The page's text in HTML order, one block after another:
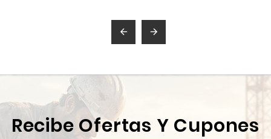
 
Recibe Ofertas Y Cupones